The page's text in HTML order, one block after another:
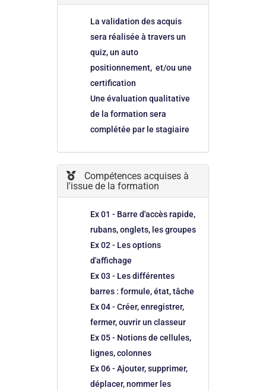
La validation des acquis
sera réalisée à travers un
quiz, un auto
positionnement, et/ou une
certification
Une évaluation qualitative
de la formation sera
complétée par le stagiaire
Compétences acquises à
l'issue de la formation
Ex 01 - Barre d'accès rapide,
rubans, onglets, les groupes
Ex 02 - Les options
d'affichage
Ex 03 - Les différentes
barres : formule, état, tâche
Ex 04 - Créer, enregistrer,
fermer, ouvrir un classeur
Ex 05 - Notions de cellules,
lignes, colonnes
Ex 06 - Ajouter, supprimer,
déplacer, nommer les